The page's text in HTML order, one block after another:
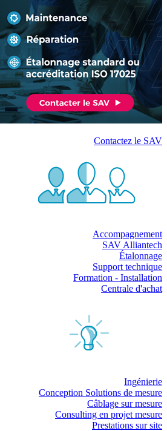
Contactez le SAV
Accompagnement
SAV Alliantech
Étalonnage
Support technique
Formation - Installation
Centrale d'achat
Ingénierie
Conception Solutions de mesure
Câblage sur mesure
Consulting en projet mesure
Prestations sur site